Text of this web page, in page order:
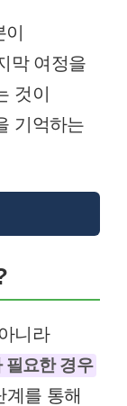
막 여정을
것이
기억하는
니라
필요한 경우
를 통해